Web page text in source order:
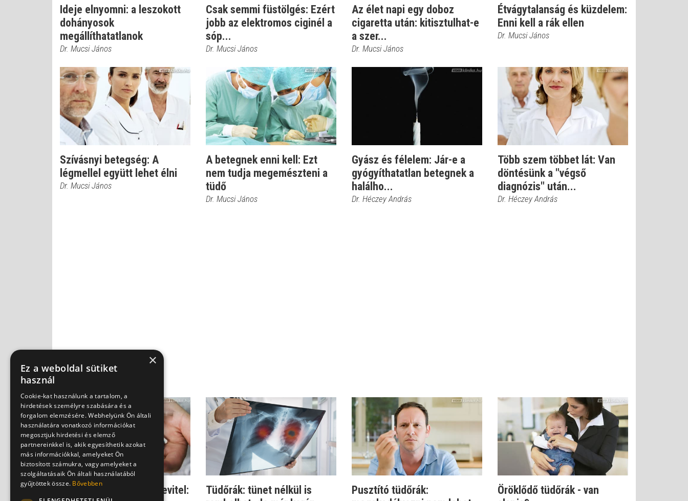
Ideje elnyomni: a leszokott
dohányosok
megállíthatatlanok
Dr. Mucsi János
Csak semmi füstölgés: Ezért
jobb az elektromos ciginél a
sóp...
Dr. Mucsi János
Az élet napi egy doboz
cigaretta után: kitisztulhat-e
a szer...
Dr. Mucsi János
Étvágytalanság és küzdelem:
Enni kell a rák ellen
Dr. Mucsi János
Szívásnyi betegség: A
légmellel együtt lehet élni
Dr. Mucsi János
A betegnek enni kell: Ezt
nem tudja megemészteni a
tüdő
Dr. Mucsi János
Gyász és félelem: Jár-e a
gyógyíthatatlan betegnek a
halálho...
Dr. Héczey András
Több szem többet lát: Van
döntésünk a "végső
diagnózis" után...
Dr. Héczey András
Magas dózisú vitaminbevitel:
Tüdőrák: tünet nélkül is
Pusztító tüdőrák:
Öröklődő tüdőrák - van
×
Ez a weboldal sütiket
használ
Cookie-kat használunk a tartalom, a
hirdetések személyre szabására és a
forgalom elemzésére. Webhelyünk Ön általi
használatára vonatkozó információkat
megosztjuk hirdetési és elemző
partnereinkkel is, akik egyesíthetik azokat
más információkkal, amelyeket Ön
biztosított számukra, vagy amelyeket a
szolgáltatásaik Ön általi használatából
gyűjtöttek össze. Bővebben